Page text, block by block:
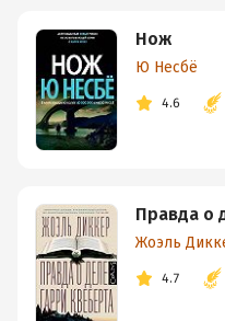
Нож
Ю Несбё
4.6
Правда о
Жоэль
4.7